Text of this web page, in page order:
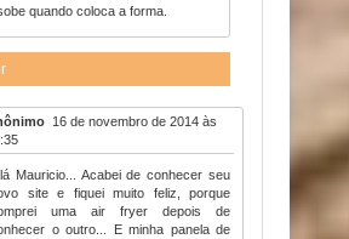
quando coloca a forma.
16 de novembro de 2014 às
Mauricio... Acabei de conhecer seu
site e fiquei muito feliz, porque
uma air fryer depois de
o outro... E minha panela de